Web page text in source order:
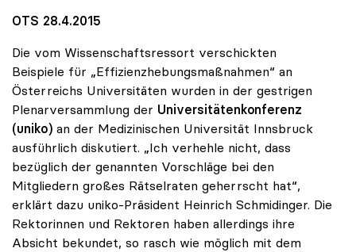
OTS 28.4.2015
Die vom Wissenschaftsressort verschickten
Beispiele für „Effizienzhebungsmaßnahmen“ an
Österreichs Universitäten wurden in der gestrigen
Plenarversammlung der Universitätenkonferenz
(uniko) an der Medizinischen Universität Innsbruck
ausführlich diskutiert. „Ich verhehle nicht, dass
bezüglich der genannten Vorschläge bei den
Mitgliedern großes Rätselraten geherrscht hat“,
erklärt dazu uniko-Präsident Heinrich Schmidinger. Die
Rektorinnen und Rektoren haben allerdings ihre
Absicht bekundet, so rasch wie möglich mit dem